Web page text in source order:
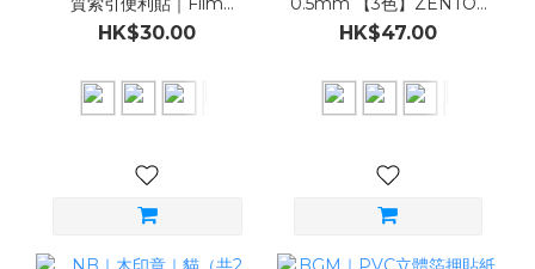
Index Fusen（共6款）
HK$30.00
｜Standard（共6款）
HK$47.00